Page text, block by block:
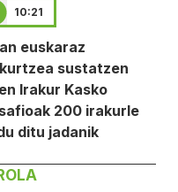
10:21
euskaraz
sustatzen
Irakur Kasko
200 irakurle
ditu jadanik